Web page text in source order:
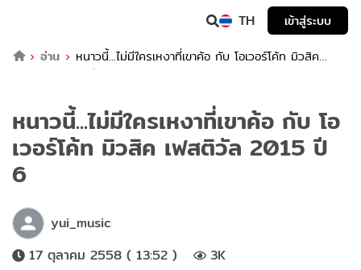
TH
เข้าสู่ระบบ
อ่าน
หนาวนี้...ไม่มีใครเหงาที่เขาค้อ กับ โอเวอร์โค้ท มิวสิค
เฟสติวัล 2015 ปี 6
หนาวนี้...ไม่มีใครเหงาที่เขาค้อ กับ โอ
เวอร์โค้ท มิวสิค เฟสติวัล 2015 ปี
6
yui_music
17 ตุลาคม 2558 ( 13:52 )
3K